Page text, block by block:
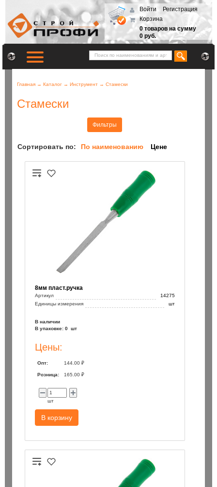
Войти
Регистрация
Корзина
0 товаров на сумму
0 руб.
Главная → Каталог → Инструмент → Стамески
Стамески
Фильтры
110 / Bionic Pro Heller Бур SDS+ 8х200/260 / Bionic
150 ₽
Сортировать по: По наименованию Цене
8мм пласт.ручка
Артикул
14275
Единицы измерения
шт
В наличии
В упаковке: 0 шт
Цены:
Опт: 144.00 ₽
Розница: 165.00 ₽
шт
В корзину